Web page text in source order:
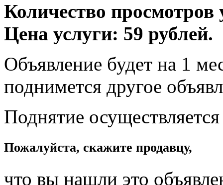
Количество просмотров
Цена услуги: 59 рублей.
Объявление будет на 1
поднимется другое
Поднятие
Пожалуйста, скажите продавцу,
что вы нашли это